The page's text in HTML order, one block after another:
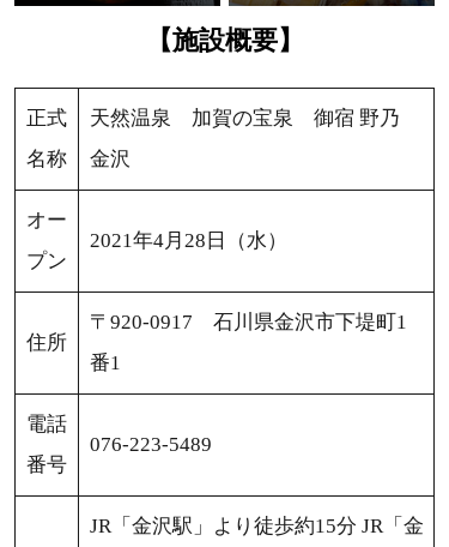
【施設概要】
正式
名称
天然温泉 加賀の宝泉 御宿 野乃
金沢
オー
プン
2021年4月28日（水）
住所
〒920-0917 石川県金沢市下堤町1
番1
電話
番号
076-223-5489
JR「金沢駅」より徒歩約15分 JR「金